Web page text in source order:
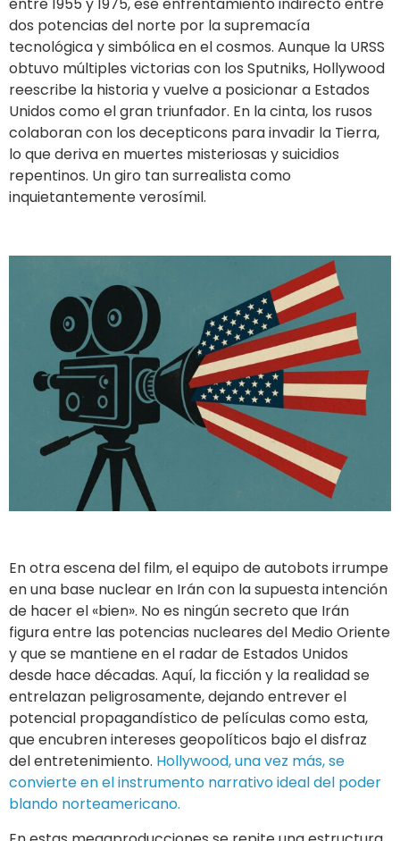
entre 1955 y 1975, ese enfrentamiento indirecto entre
dos potencias del norte por la supremacía
tecnológica y simbólica en el cosmos. Aunque la URSS
obtuvo múltiples victorias con los Sputniks, Hollywood
reescribe la historia y vuelve a posicionar a Estados
Unidos como el gran triunfador. En la cinta, los rusos
colaboran con los decepticons para invadir la Tierra,
lo que deriva en muertes misteriosas y suicidios
repentinos. Un giro tan surrealista como
inquietantemente verosímil.
En otra escena del film, el equipo de autobots irrumpe
en una base nuclear en Irán con la supuesta intención
de hacer el «bien». No es ningún secreto que Irán
figura entre las potencias nucleares del Medio Oriente
y que se mantiene en el radar de Estados Unidos
desde hace décadas. Aquí, la ficción y la realidad se
entrelazan peligrosamente, dejando entrever el
potencial propagandístico de películas como esta,
que encubren intereses geopolíticos bajo el disfraz
del entretenimiento. Hollywood, una vez más, se
convierte en el instrumento narrativo ideal del poder
blando norteamericano.